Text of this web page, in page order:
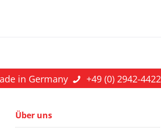
in Germany +49 (0) 2942-4422
Über uns